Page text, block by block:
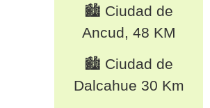
🏙️ Ciudad de
Ancud, 48 KM
🏙️ Ciudad de
Dalcahue 30 Km